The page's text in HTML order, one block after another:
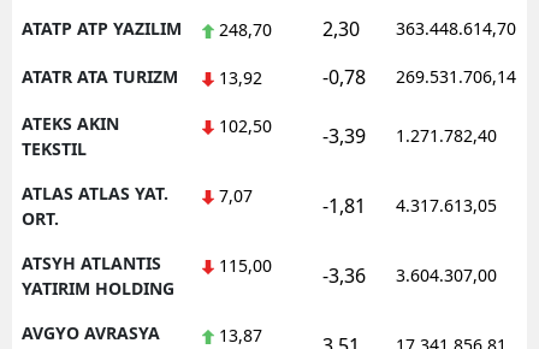
ATATP ATP YAZILIM 248,70 2,30 363.448.614,70
ATATR ATA TURIZM 13,92 -0,78 269.531.706,14
ATEKS AKIN
TEKSTIL
102,50 -3,39 1.271.782,40
ATLAS ATLAS YAT.
ORT.
7,07 -1,81 4.317.613,05
ATSYH ATLANTIS
YATIRIM HOLDING
115,00 -3,36 3.604.307,00
AVGYO AVRASYA
13,87